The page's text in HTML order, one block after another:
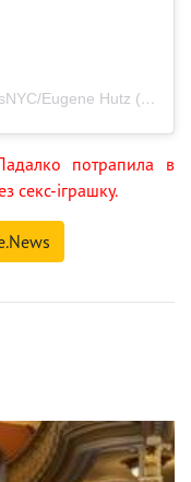
Допис, поширений CasaGogolrecordsNYC/Eugene Hutz (@eugene_hutz)
потрапила в
секс-іграшку.